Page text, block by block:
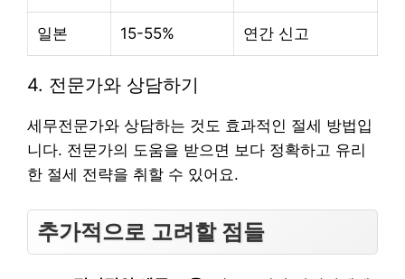
일본 15-55% 연간 신고
4. 전문가와 상담하기
세무전문가와 상담하는 것도 효과적인 절세 방법입
니다. 전문가의 도움을 받으면 보다 정확하고 유리
한 절세 전략을 취할 수 있어요.
추가적으로 고려할 점들